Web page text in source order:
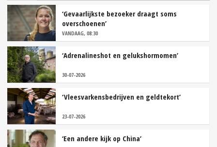
‘Gevaarlijkste bezoeker draagt soms
overschoenen’
VANDAAG, 08:30
‘Adrenalineshot en gelukshormomen’
30-07-2026
‘Vleesvarkensbedrijven en geldtekort’
23-07-2026
‘Een andere kijk op China’